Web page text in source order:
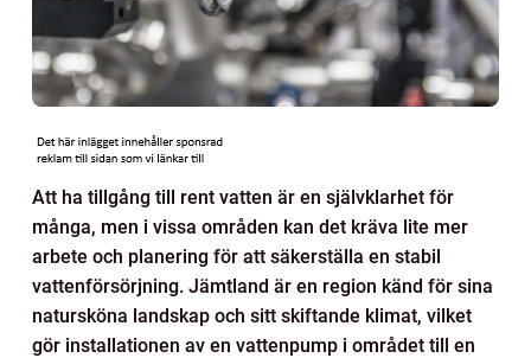
Att ha tillgång till rent vatten är en självklarhet för
många, men i vissa områden kan det kräva lite mer
arbete och planering för att säkerställa en stabil
vattenförsörjning. Jämtland är en region känd för sina
natursköna landskap och sitt skiftande klimat, vilket
gör installationen av en vattenpump i området till en